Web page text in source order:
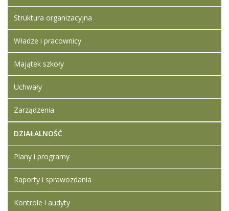
Struktura organizacyjna
Władze i pracownicy
Majątek szkoły
Uchwały
Zarządzenia
DZIAŁALNOŚĆ
Plany i programy
Raporty i sprawozdania
Kontrole i audyty